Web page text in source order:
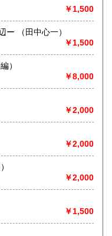
ださい。
￥1,500
消えゆく方言 ー柏崎およびその周辺ー （田中心一）
￥1,500
門編）
￥8,000
￥2,000
￥2,000
）
￥2,000
￥1,500